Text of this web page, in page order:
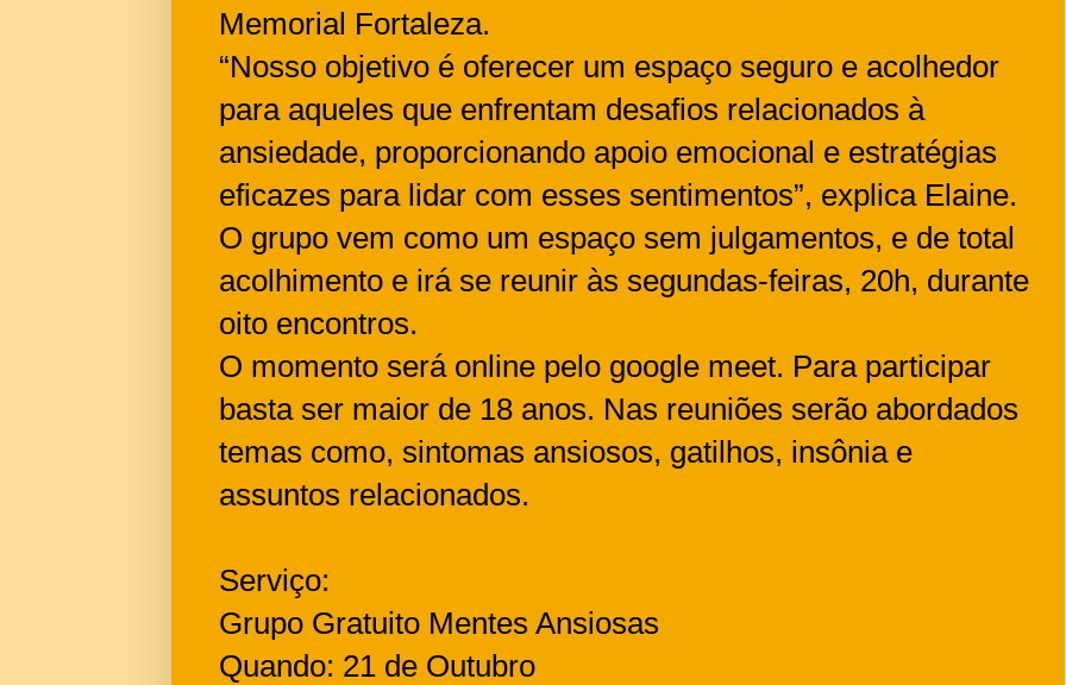
Memorial Fortaleza.
“Nosso objetivo é oferecer um espaço seguro e acolhedor
para aqueles que enfrentam desafios relacionados à
ansiedade, proporcionando apoio emocional e estratégias
eficazes para lidar com esses sentimentos”, explica Elaine.
O grupo vem como um espaço sem julgamentos, e de total
acolhimento e irá se reunir às segundas-feiras, 20h, durante
oito encontros.
O momento será online pelo google meet. Para participar
basta ser maior de 18 anos. Nas reuniões serão abordados
temas como, sintomas ansiosos, gatilhos, insônia e
assuntos relacionados.
Serviço:
Grupo Gratuito Mentes Ansiosas
Quando: 21 de Outubro